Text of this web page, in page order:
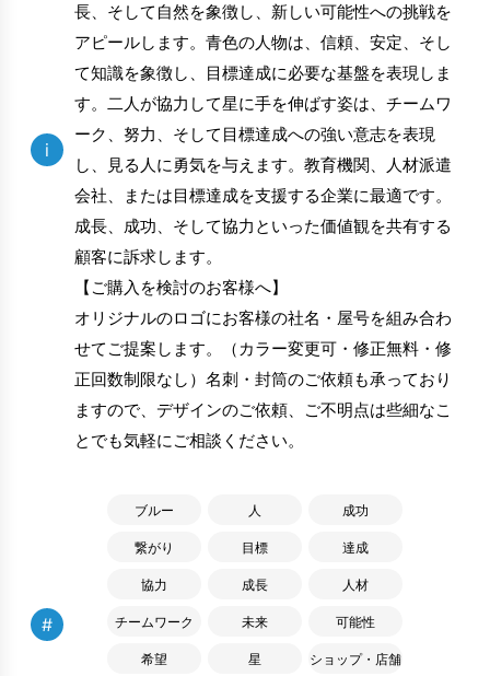
i
長、そして自然を象徴し、新しい可能性への挑戦を
アピールします。青色の人物は、信頼、安定、そし
て知識を象徴し、目標達成に必要な基盤を表現しま
す。二人が協力して星に手を伸ばす姿は、チームワ
ーク、努力、そして目標達成への強い意志を表現
し、見る人に勇気を与えます。教育機関、人材派遣
会社、または目標達成を支援する企業に最適です。
成長、成功、そして協力といった価値観を共有する
顧客に訴求します。
【ご購入を検討のお客様へ】
オリジナルのロゴにお客様の社名・屋号を組み合わ
せてご提案します。（カラー変更可・修正無料・修
正回数制限なし）名刺・封筒のご依頼も承っており
ますので、デザインのご依頼、ご不明点は些細なこ
とでも気軽にご相談ください。
#
ブルー 人 成功
繋がり 目標 達成
協力 成長 人材
チームワーク 未来 可能性
希望 星 ショップ・店舗